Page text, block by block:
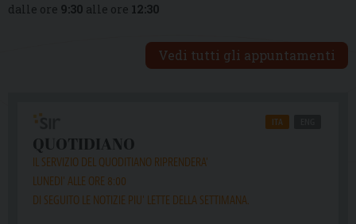
dalle ore 9:30 alle ore 12:30
Vedi tutti gli appuntamenti